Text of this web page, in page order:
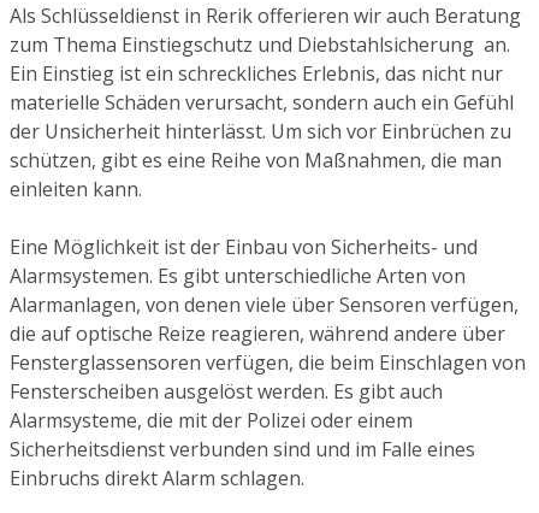
Als Schlüsseldienst in Rerik offerieren wir auch Beratung
zum Thema Einstiegschutz und Diebstahlsicherung an.
Ein Einstieg ist ein schreckliches Erlebnis, das nicht nur
materielle Schäden verursacht, sondern auch ein Gefühl
der Unsicherheit hinterlässt. Um sich vor Einbrüchen zu
schützen, gibt es eine Reihe von Maßnahmen, die man
einleiten kann.
Eine Möglichkeit ist der Einbau von Sicherheits- und
Alarmsystemen. Es gibt unterschiedliche Arten von
Alarmanlagen, von denen viele über Sensoren verfügen,
die auf optische Reize reagieren, während andere über
Fensterglassensoren verfügen, die beim Einschlagen von
Fensterscheiben ausgelöst werden. Es gibt auch
Alarmsysteme, die mit der Polizei oder einem
Sicherheitsdienst verbunden sind und im Falle eines
Einbruchs direkt Alarm schlagen.